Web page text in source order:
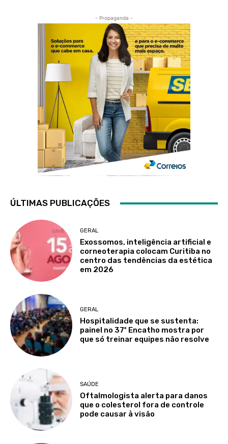
- Propaganda -
ÚLTIMAS PUBLICAÇÕES
GERAL
Exossomos, inteligência artificial e
corneoterapia colocam Curitiba no
centro das tendências da estética
em 2026
GERAL
Hospitalidade que se sustenta:
painel no 37º Encatho mostra por
que só treinar equipes não resolve
SAÚDE
Oftalmologista alerta para danos
que o colesterol fora de controle
pode causar à visão